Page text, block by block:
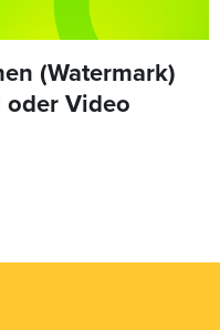
(Watermark)
Video